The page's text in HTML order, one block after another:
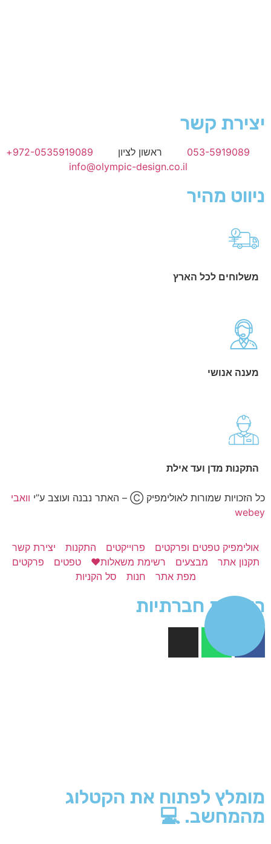
רשתות חברתיות
ניווט מהיר
משלוחים לכל הארץ
מענה אנושי
התקנות מדן ועד אילת
כל הזכויות שמורות לאולימפיק Ⓒ – האתר נבנה ועוצב ע”י
וואבי
webey
אולימפיק טפטים ופרקטים פרוייקטים התקנות
יצירת קשר
תקנון אתר
מבצעים רשימת משאלות❤️ טפטים
פרקטים
מפת אתר
חנות סל הקניות
יצירת קשר
053-5919089 ראשון לציון
972-0535919089+
info@olympic-design.co.il
מומלץ לפתוח את הקטלוג
מהמחשב. 💻